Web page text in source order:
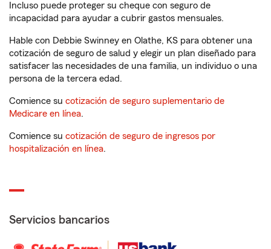
Incluso puede proteger su cheque con seguro de
incapacidad para ayudar a cubrir gastos mensuales.
Hable con Debbie Swinney en Olathe, KS para obtener una
cotización de seguro de salud y elegir un plan diseñado para
satisfacer las necesidades de una familia, un individuo o una
persona de la tercera edad.
Comience su cotización de seguro suplementario de
Medicare en línea.
Comience su cotización de seguro de ingresos por
hospitalización en línea.
Servicios bancarios